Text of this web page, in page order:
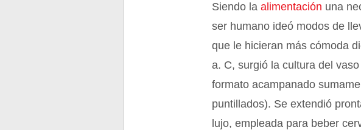
Siendo la alimentación una
ser humano ideó modos de
que le hicieran más cómoda
a. C, surgió la cultura del
formato acampanado
puntillados). Se extendió
lujo, empleada para beber